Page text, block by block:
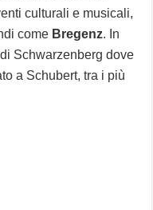
culturali e musicali,
come Bregenz. In
Schwarzenberg dove
a Schubert, tra i più